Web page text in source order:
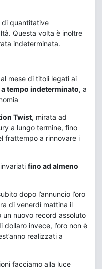
di quantitative
Questa volta è inoltre
indeterminata.
mese di titoli legati ai
a tempo indeterminato, a
Twist, mirata ad
a lungo termine, fino
frattempo a rinnovare i
fino ad almeno
dopo l’annuncio l’oro
di venerdì mattina il
un nuovo record assoluto
dollaro invece, l’oro non è
realizzati a
facciamo alla luce